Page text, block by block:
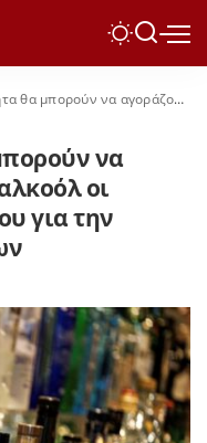
και αλκοόλ οι ενήλικοι: Το σχέδιο νόμου για την προστασία των ανηλίκων
να
οι
για την